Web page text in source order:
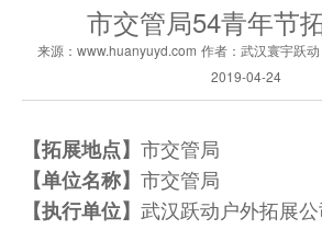
市交管局54青年节
来源：www.huanyuyd.com 作者：武汉寰宇跃动
2019-04-24
【拓展地点】 市交管局
【单位名称】 市交管局
【执行单位】 武汉跃动户外拓展公